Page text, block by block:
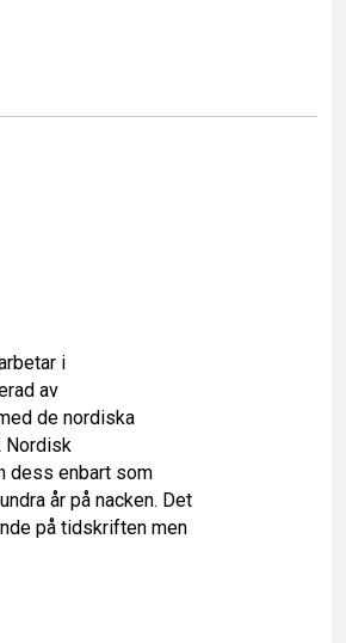
i
av
de nordiska
Nordisk
dess enbart som
år på nacken. Det
på tidskriften men